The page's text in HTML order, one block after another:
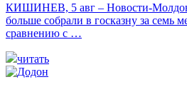
КИШИНЕВ, 5 авг – Новости-
больше собрали в госказну за семь
сравнению с …
читать